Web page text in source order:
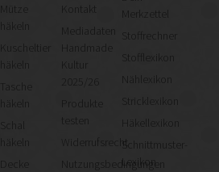
Mütze
häkeln
Kuscheltier
Tasche
häkeln
Kontakt
Mediadaten
Kultur
2025/26
Produkte
testen
Widerrufsrecht
Nutzungsbedingungen
Merkzettel
Stoffrechner
Stofflexikon
Nählexikon
Stricklexikon
Häkellexikon
Schnittmuster-
Lexikon